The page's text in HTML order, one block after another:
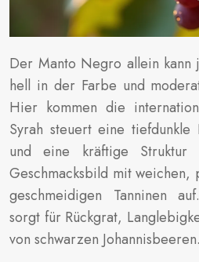
Der Manto Negro allein kann
hell in der Farbe und
Hier kommen die
Syrah steuert eine
und eine kräftige
Geschmacksbild mit weichen,
geschmeidigen Tanninen
sorgt für Rückgrat,
von schwarzen Johannisbeeren.